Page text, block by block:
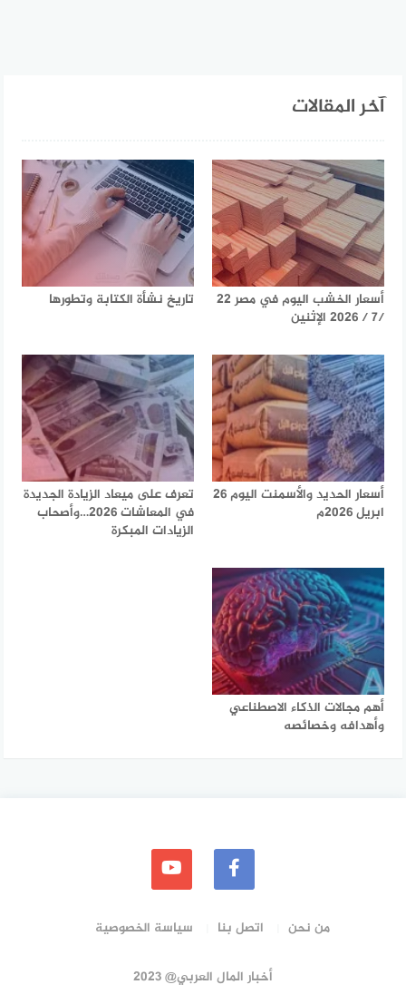
آخر المقالات
أسعار الخشب اليوم في مصر 22
/7 / 2026 الإثنين
تاريخ نشأة الكتابة وتطورها
أسعار الحديد والأسمنت اليوم 26
ابريل 2026م
تعرف على ميعاد الزيادة الجديدة
في المعاشات 2026…وأصحاب
الزيادات المبكرة
أهم مجالات الذكاء الاصطناعي
وأهدافه وخصائصه
من نحن اتصل بنا سياسة الخصوصية
أخبار المال العربي@ 2023